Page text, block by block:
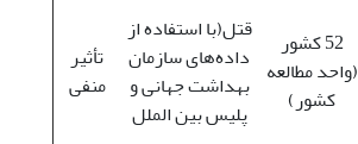
52 کشور
(واحد مطالعه
کشور)
قتل(با استفاده از
داده‌های سازمان
بهداشت جهانی و
پلیس بین الملل
تأثیر
منفی